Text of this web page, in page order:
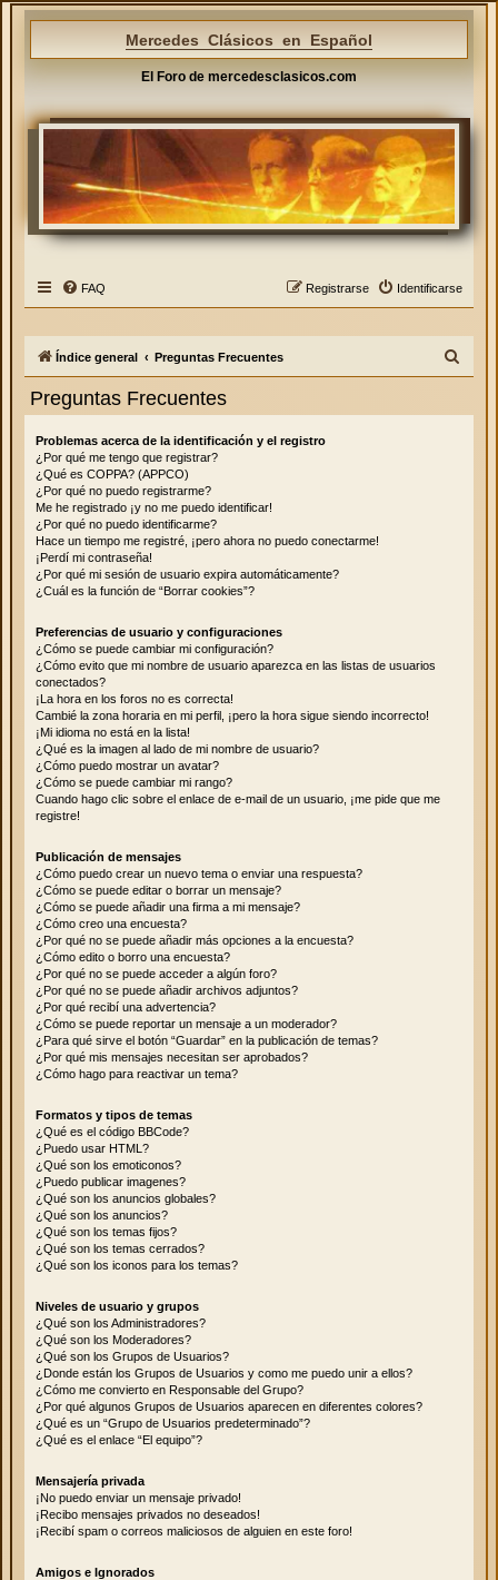
Mercedes Clásicos en Español
El Foro de mercedesclasicos.com
FAQ Identificarse
Registrarse
Índice general Preguntas Frecuentes
Preguntas Frecuentes
Problemas acerca de la identificación y el registro
¿Por qué me tengo que registrar?
¿Qué es COPPA? (APPCO)
¿Por qué no puedo registrarme?
Me he registrado ¡y no me puedo identificar!
¿Por qué no puedo identificarme?
Hace un tiempo me registré, ¡pero ahora no puedo conectarme!
¡Perdí mi contraseña!
¿Por qué mi sesión de usuario expira automáticamente?
¿Cuál es la función de “Borrar cookies”?
Preferencias de usuario y configuraciones
¿Cómo se puede cambiar mi configuración?
¿Cómo evito que mi nombre de usuario aparezca en las listas de usuarios
conectados?
¡La hora en los foros no es correcta!
Cambié la zona horaria en mi perfil, ¡pero la hora sigue siendo incorrecto!
¡Mi idioma no está en la lista!
¿Qué es la imagen al lado de mi nombre de usuario?
¿Cómo puedo mostrar un avatar?
¿Cómo se puede cambiar mi rango?
Cuando hago clic sobre el enlace de e-mail de un usuario, ¡me pide que me
registre!
Publicación de mensajes
¿Cómo puedo crear un nuevo tema o enviar una respuesta?
¿Cómo se puede editar o borrar un mensaje?
¿Cómo se puede añadir una firma a mi mensaje?
¿Cómo creo una encuesta?
¿Por qué no se puede añadir más opciones a la encuesta?
¿Cómo edito o borro una encuesta?
¿Por qué no se puede acceder a algún foro?
¿Por qué no se puede añadir archivos adjuntos?
¿Por qué recibí una advertencia?
¿Cómo se puede reportar un mensaje a un moderador?
¿Para qué sirve el botón “Guardar” en la publicación de temas?
¿Por qué mis mensajes necesitan ser aprobados?
¿Cómo hago para reactivar un tema?
Formatos y tipos de temas
¿Qué es el código BBCode?
¿Puedo usar HTML?
¿Qué son los emoticonos?
¿Puedo publicar imagenes?
¿Qué son los anuncios globales?
¿Qué son los anuncios?
¿Qué son los temas fijos?
¿Qué son los temas cerrados?
¿Qué son los iconos para los temas?
Niveles de usuario y grupos
¿Qué son los Administradores?
¿Qué son los Moderadores?
¿Qué son los Grupos de Usuarios?
¿Donde están los Grupos de Usuarios y como me puedo unir a ellos?
¿Cómo me convierto en Responsable del Grupo?
¿Por qué algunos Grupos de Usuarios aparecen en diferentes colores?
¿Qué es un “Grupo de Usuarios predeterminado”?
¿Qué es el enlace “El equipo”?
Mensajería privada
¡No puedo enviar un mensaje privado!
¡Recibo mensajes privados no deseados!
¡Recibí spam o correos maliciosos de alguien en este foro!
Amigos e Ignorados